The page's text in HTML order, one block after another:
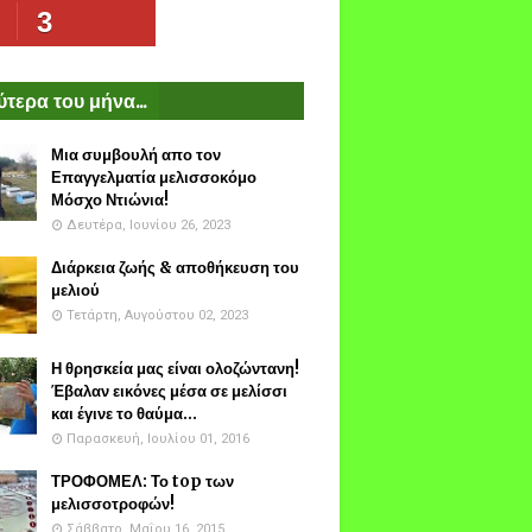
3
του μήνα...
Μια συμβουλή απο τον
Επαγγελματία μελισσοκόμο
Μόσχο Ντιώνια!
Δευτέρα, Ιουνίου 26, 2023
Διάρκεια ζωής & αποθήκευση του
μελιού
Τετάρτη, Αυγούστου 02, 2023
Η θρησκεία μας είναι ολοζώντανη!
Έβαλαν εικόνες μέσα σε μελίσσι
και έγινε το θαύμα...
Παρασκευή, Ιουλίου 01, 2016
ΤΡΟΦΟΜΕΛ: Το top των
μελισσοτροφών!
Σάββατο, Μαΐου 16, 2015